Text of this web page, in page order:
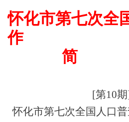
怀化市第七次全
作
简
[第10期]
怀化市第七次全国人口